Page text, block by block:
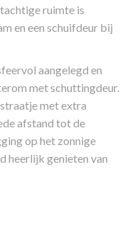
ruimte is
en een schuifdeur bij
aangelegd en
met schuttingdeur.
met extra
afstand tot de
op het zonnige
heerlijk genieten van